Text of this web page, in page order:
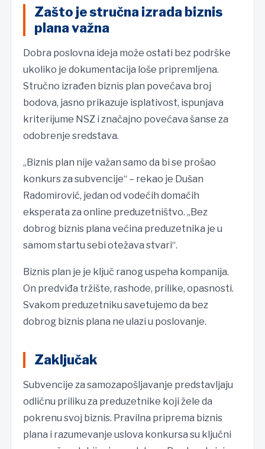
Zašto je stručna izrada biznis
plana važna
Dobra poslovna ideja može ostati bez podrške
ukoliko je dokumentacija loše pripremljena.
Stručno izrađen biznis plan povećava broj
bodova, jasno prikazuje isplativost, ispunjava
kriterijume NSZ i značajno povećava šanse za
odobrenje sredstava.
„Biznis plan nije važan samo da bi se prošao
konkurs za subvencije“ – rekao je Dušan
Radomirović, jedan od vodećih domaćih
eksperata za online preduzetništvo. „Bez
dobrog biznis plana većina preduzetnika je u
samom startu sebi otežava stvari“.
Biznis plan je je ključ ranog uspeha kompanija.
On predviđa tržište, rashode, prilike, opasnosti.
Svakom preduzetniku savetujemo da bez
dobrog biznis plana ne ulazi u poslovanje.
Zaključak
Subvencije za samozapošljavanje predstavljaju
odličnu priliku za preduzetnike koji žele da
pokrenu svoj biznis. Pravilna priprema biznis
plana i razumevanje uslova konkursa su ključni